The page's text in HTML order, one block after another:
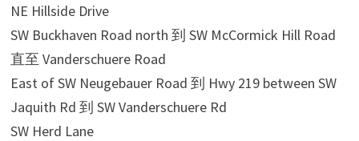
NE Hillside Drive
SW Buckhaven Road north 到 SW McCormick Hill Road
直至 Vanderschuere Road
East of SW Neugebauer Road 到 Hwy 219 between SW
Jaquith Rd 到 SW Vanderschuere Rd
SW Herd Lane